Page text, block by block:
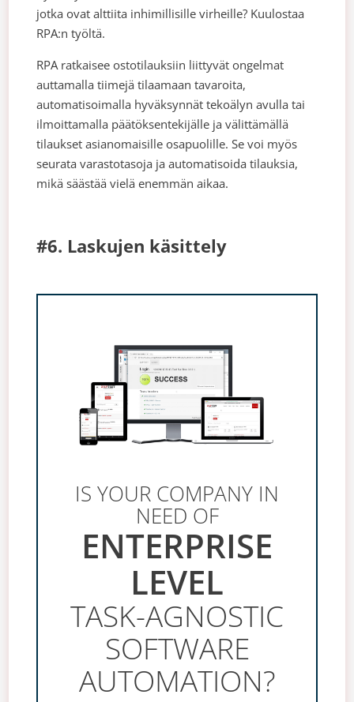
jotka ovat alttiita inhimillisille virheille? Kuulostaa
RPA:n työltä.
RPA ratkaisee ostotilauksiin liittyvät ongelmat
auttamalla tiimejä tilaamaan tavaroita,
automatisoimalla hyväksynnät tekoälyn avulla tai
ilmoittamalla päätöksentekijälle ja välittämällä
tilaukset asianomaisille osapuolille. Se voi myös
seurata varastotasoja ja automatisoida tilauksia,
mikä säästää vielä enemmän aikaa.
#6. Laskujen käsittely
IS YOUR COMPANY IN
NEED OF
ENTERPRISE
LEVEL
TASK-AGNOSTIC
SOFTWARE
AUTOMATION?